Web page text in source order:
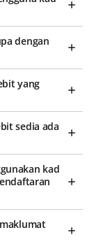
dengan
yang
sedia ada
kad